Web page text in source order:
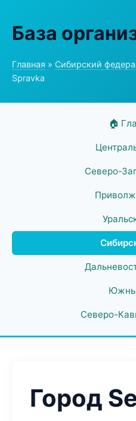
База
Главная » Сибирский
Spravka
🏠
Северо-
Северо-
Город